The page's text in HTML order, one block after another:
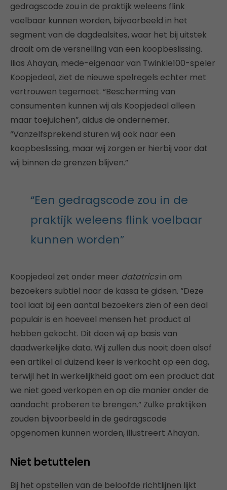
gedragscode zou in de praktijk weleens flink
voelbaar kunnen worden, bijvoorbeeld in het
segment van de dagdealsites, waar het bij uitstek
draait om de versnelling van een koopbeslissing.
Ilias Ahayan, mede-eigenaar van Twinkle100-speler
Koopjedeal, ziet de nieuwe spelregels echter met
vertrouwen tegemoet. “Bescherming van
consumenten kunnen wij als Koopjedeal alleen
maar toejuichen”, aldus de ondernemer.
“Vanzelfsprekend sturen wij ook naar een
koopbeslissing, maar wij zorgen er hierbij voor dat
wij binnen de grenzen blijven.”
“Een gedragscode zou in de
praktijk weleens flink voelbaar
kunnen worden”
Koopjedeal zet onder meer datatricsin om
bezoekers subtiel naar de kassa te gidsen. “Deze
tool laat bij een aantal bezoekers zien of een deal
populair is en hoeveel mensen het product al
hebben gekocht. Dit doen wij op basis van
daadwerkelijke data. Wij zullen dus nooit doen alsof
een artikel al duizend keer is verkocht op een dag,
terwijl het in werkelijkheid gaat om een product dat
we niet goed verkopen en op die manier onder de
aandacht proberen te brengen.” Zulke praktijken
zouden bijvoorbeeld in de gedragscode
opgenomen kunnen worden, illustreert Ahayan.
Niet betuttelen
Bij het opstellen van de beloofde richtlijnen lijkt